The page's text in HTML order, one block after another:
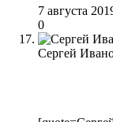
7 августа
0
Сергей